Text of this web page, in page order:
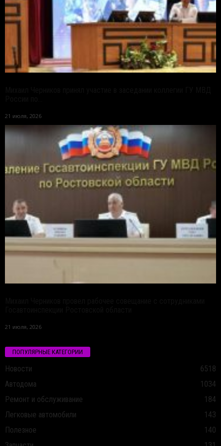
21 июля, 2026
21 июля, 2026
ПОПУЛЯРНЫЕ КАТЕГОРИИ
Новости
6518
Автодома
1034
Ремонт и обслуживание
184
Легковые автомобили
143
Полезное
140